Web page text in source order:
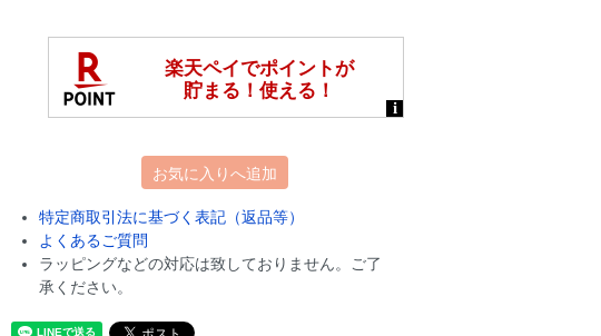
お気に入りへ追加
特定商取引法に基づく表記（返品等）
よくあるご質問
ラッピングなどの対応は致しておりません。ご了
承ください。